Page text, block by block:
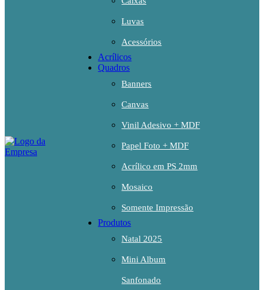
Luvas
Acessórios
Acrílicos
Quadros
Banners
Canvas
Vinil Adesivo + MDF
Papel Foto + MDF
Acrílico em PS 2mm
Mosaico
Somente Impressão
Produtos
Natal 2025
Mini Album
Sanfonado